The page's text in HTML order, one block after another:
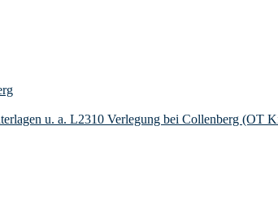
u. a. L2310 Verlegung bei Collenberg (OT